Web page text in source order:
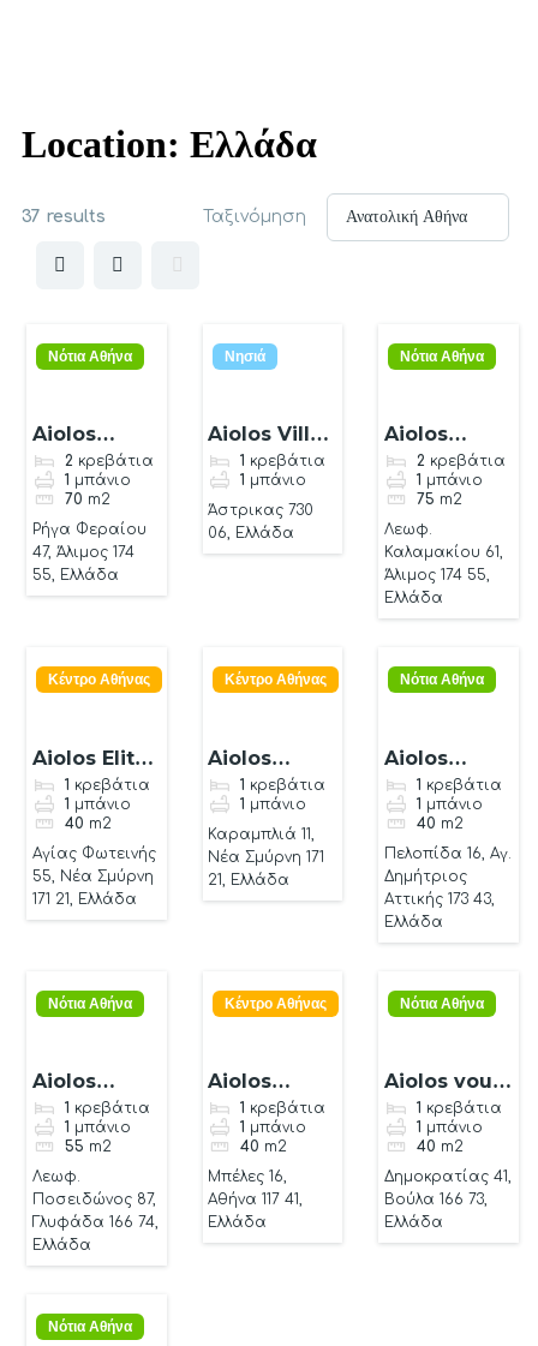
Location: Ελλάδα
37 results Ταξινόμηση
Νότια Αθήνα
Aiolos
luxury suite
2 κρεβάτια
1 μπάνιο
70 m2
Ρήγα Φεραίου
47, Άλιμος 174
55, Ελλάδα
Νησιά
Aiolos Villa
Ellia astrikas
1 κρεβάτια
1 μπάνιο
Άστρικας 730
06, Ελλάδα
Νότια Αθήνα
Aiolos
luxury suite
2
2 κρεβάτια
1 μπάνιο
75 m2
Λεωφ.
Καλαμακίου 61,
Άλιμος 174 55,
Ελλάδα
Κέντρο Αθήνας
Aiolos Elite
apartment
1 κρεβάτια
1 μπάνιο
40 m2
Αγίας Φωτεινής
55, Νέα Σμύρνη
171 21, Ελλάδα
Κέντρο Αθήνας
Aiolos
koukaki
apartment
1 κρεβάτια
1 μπάνιο
Καραμπλιά 11,
Νέα Σμύρνη 171
21, Ελλάδα
Νότια Αθήνα
Aiolos
luxury
apartment
4
1 κρεβάτια
1 μπάνιο
40 m2
Πελοπίδα 16, Αγ.
Δημήτριος
Αττικής 173 43,
Ελλάδα
Νότια Αθήνα
Aiolos
Glyfada 5
Apartment
1 κρεβάτια
1 μπάνιο
55 m2
Λεωφ.
Ποσειδώνος 87,
Γλυφάδα 166 74,
Ελλάδα
Κέντρο Αθήνας
Aiolos
koukaki
apartment 1
1 κρεβάτια
1 μπάνιο
40 m2
Μπέλες 16,
Αθήνα 117 41,
Ελλάδα
Νότια Αθήνα
Aiolos voula
apartment
1 κρεβάτια
1 μπάνιο
40 m2
Δημοκρατίας 41,
Βούλα 166 73,
Ελλάδα
Νότια Αθήνα